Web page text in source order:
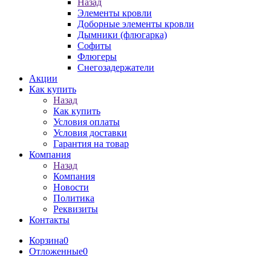
Назад
Элементы кровли
Доборные элементы кровли
Дымники (флюгарка)
Софиты
Флюгеры
Снегозадержатели
Акции
Как купить
Назад
Как купить
Условия оплаты
Условия доставки
Гарантия на товар
Компания
Назад
Компания
Новости
Политика
Реквизиты
Контакты
Корзина0
Отложенные0